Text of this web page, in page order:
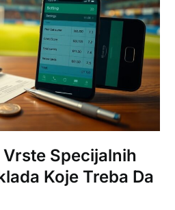
Specijalnih
Koje Treba Da